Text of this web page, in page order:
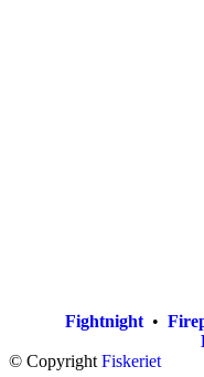
Fightnight•
© Copyright Fiskeriet